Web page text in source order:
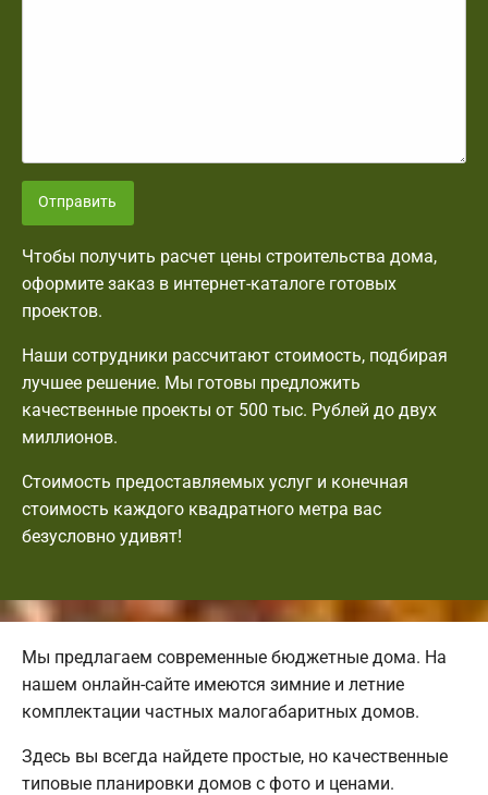
Отправить
Чтобы получить расчет цены строительства дома,
оформите заказ в интернет-каталоге готовых
проектов.
Наши сотрудники рассчитают стоимость, подбирая
лучшее решение. Мы готовы предложить
качественные проекты от 500 тыс. Рублей до двух
миллионов.
Стоимость предоставляемых услуг и конечная
стоимость каждого квадратного метра вас
безусловно удивят!
Мы предлагаем современные бюджетные дома. На
нашем онлайн-сайте имеются зимние и летние
комплектации частных малогабаритных домов.
Здесь вы всегда найдете простые, но качественные
типовые планировки домов с фото и ценами.